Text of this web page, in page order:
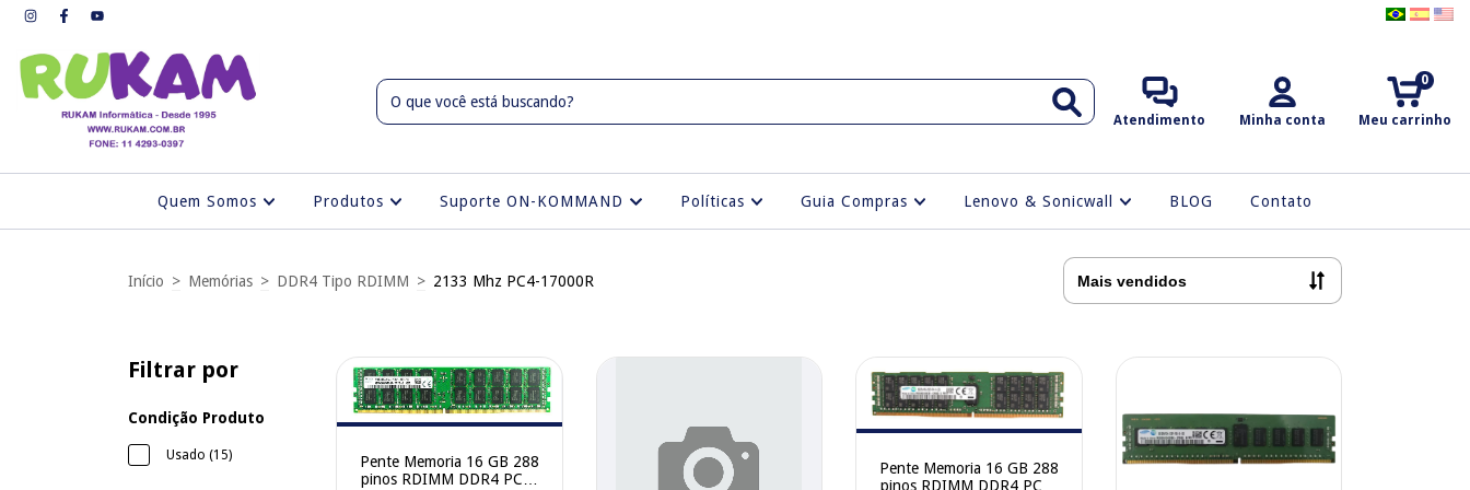
Atendimento Minha conta Meu carrinho
0
Quem Somos Produtos Suporte ON-KOMMAND Políticas Guia Compras Lenovo & Sonicwall BLOG Contato
Início > Memórias > DDR4 Tipo RDIMM > 2133 Mhz PC4-17000R
Filtrar por
Condição Produto
Usado (15)
Pente Memoria 16 GB 288
pinos RDIMM DDR4 PC4-
Pente Memoria 16 GB 288
pinos RDIMM DDR4 PC4-